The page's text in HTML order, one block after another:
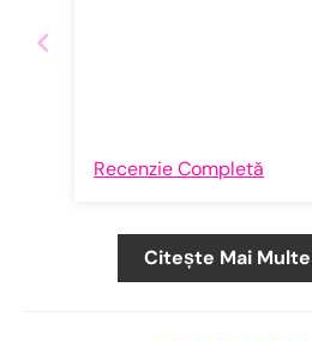
Recenzie Completă
Citește Mai